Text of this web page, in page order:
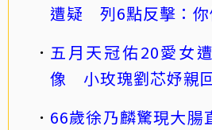
遭疑 列6點反擊：你
五月天冠佑20愛女
像 小玫瑰劉芯妤親
66歲徐乃麟驚現大腸